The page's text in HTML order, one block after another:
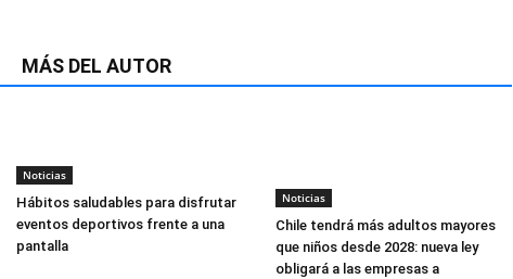
MÁS DEL AUTOR
Noticias
Hábitos saludables para disfrutar
eventos deportivos frente a una
pantalla
Noticias
Chile tendrá más adultos mayores
que niños desde 2028: nueva ley
obligará a las empresas a